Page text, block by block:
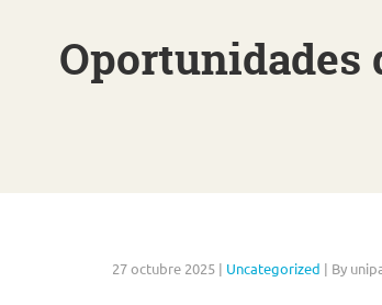
Oportunidades
27 octubre 2025 | Uncategorized | By